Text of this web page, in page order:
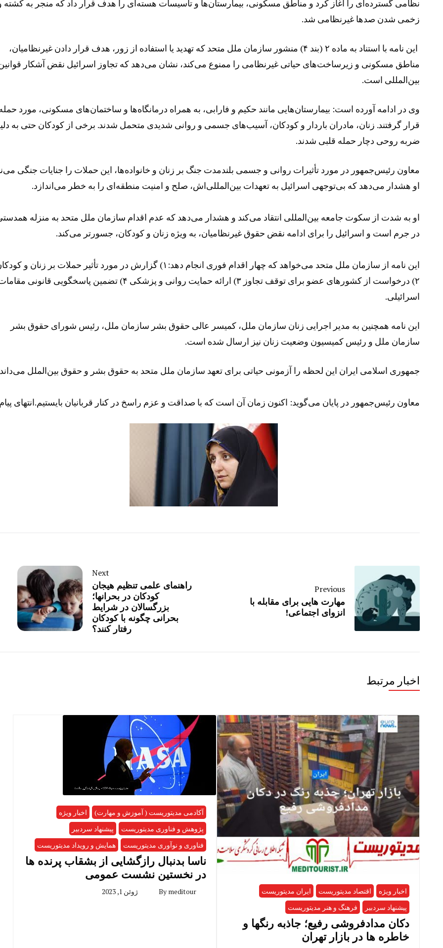
نظامی گسترده‌ای را آغاز کرد و مناطق مسکونی، بیمارستان‌ها و تأسیسات هسته‌ای را هدف قرار داد که منجر به کشته
زخمی شدن صدها غیرنظامی شد.
این نامه با استناد به ماده ۲ (بند ۴) منشور سازمان ملل متحد که تهدید یا استفاده از زور، هدف قرار دادن غیرنظامیان،
مناطق مسکونی و زیرساخت‌های حیاتی غیرنظامی را ممنوع می‌کند، نشان می‌دهد که تجاوز اسرائیل نقض آشکار
بین‌المللی است.
وی در ادامه آورده است: بیمارستان‌هایی مانند حکیم و فارابی، به همراه درمانگاه‌ها و ساختمان‌های مسکونی، مورد
قرار گرفتند. زنان، مادران باردار و کودکان، آسیب‌های جسمی و روانی شدیدی متحمل شدند. برخی از کودکان حتی به
ضربه روحی دچار حمله قلبی شدند.
معاون رئیس‌جمهور در مورد تأثیرات روانی و جسمی بلندمدت جنگ بر زنان و خانواده‌ها، این حملات را جنایات جنگی
او هشدار می‌دهد که بی‌توجهی اسرائیل به تعهدات بین‌المللی‌اش، صلح و امنیت منطقه‌ای را به خطر می‌اندازد.
او به شدت از سکوت جامعه بین‌المللی انتقاد می‌کند و هشدار می‌دهد که عدم اقدام سازمان ملل متحد به منزله
در جرم است و اسرائیل را برای ادامه نقض حقوق غیرنظامیان، به ویژه زنان و کودکان، جسورتر می‌کند.
این نامه از سازمان ملل متحد می‌خواهد که چهار اقدام فوری انجام دهد:۱) گزارش در مورد تأثیر حملات بر زنان و
۲) درخواست از کشورهای عضو برای توقف تجاوز ۳) ارائه حمایت روانی و پزشکی ۴) تضمین پاسخگویی قانونی
اسرائیلی.
این نامه همچنین به مدیر اجرایی زنان سازمان ملل، کمیسر عالی حقوق بشر سازمان ملل، رئیس شورای حقوق بشر
سازمان ملل و رئیس کمیسیون وضعیت زنان نیز ارسال شده است.
جمهوری اسلامی ایران این لحظه را آزمونی حیاتی برای تعهد سازمان ملل متحد به حقوق بشر و حقوق بین‌الملل
معاون رئیس‌جمهور در پایان می‌گوید: اکنون زمان آن است که با صداقت و عزم راسخ در کنار قربانیان بایستیم.انتهای پیام
Previous
مهارت هایی برای مقابله با
انزوای اجتماعی!
Next
راهنمای علمی تنظیم هیجان
کودکان در بحرانها؛
بزرگسالان در شرایط
بحرانی چگونه با کودکان
رفتار کنند؟
اخبار مرتبط
اخبار ویژه اقتصاد مدیتوریست
ایران مدیتوریست
پیشنهاد سردبیر
فرهنگ و هنر مدیتوریست
دکان مدادفروشی رفیع؛ جاذبه رنگها و
خاطره ها در بازار تهران
آکادمی مدیتوریست ( آموزش و مهارت)
اخبار ویژه
پژوهش و فناوری مدیتوریست
پیشنهاد سردبیر
فناوری و نوآوری مدیتوریست
همایش و رویداد مدیتوریست
ناسا بدنبال رازگشایی از بشقاب پرنده ها
در نخستین نشست عمومی
By meditour ژوئن 1, 2023